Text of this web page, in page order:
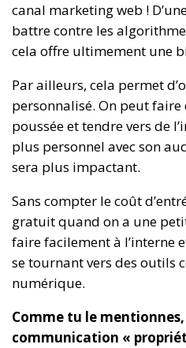
canal marketing web !
battre contre les
cela offre ultimement une
Par ailleurs, cela permet
personnalisé. On peut
poussée et tendre vers de
plus personnel avec son
sera plus impactant.
Sans compter le coût
gratuit quand on a une
faire facilement à l’interne
se tournant vers des outils
numérique.
Comme tu le mentionnes,
communication «